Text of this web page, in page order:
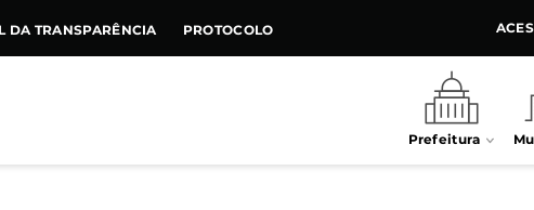
DA TRANSPARÊNCIA PROTOCOLO
Prefeitura